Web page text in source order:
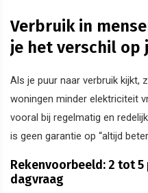
Verbruik in
je het verschil op
Als je puur naar verbruik kijkt,
woningen minder elektriciteit
vooral bij regelmatig en
is geen garantie op “altijd
Rekenvoorbeeld: 2 tot
dagvraag